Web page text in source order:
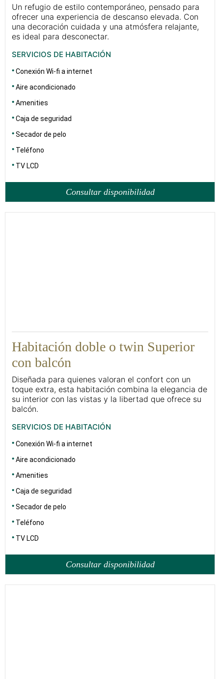
Un refugio de estilo contemporáneo, pensado para
ofrecer una experiencia de descanso elevada. Con
una decoración cuidada y una atmósfera relajante,
es ideal para desconectar.
SERVICIOS DE HABITACIÓN
Conexión Wi-fi a internet
Aire acondicionado
Amenities
Caja de seguridad
Secador de pelo
Teléfono
TV LCD
Consultar disponibilidad
Habitación doble o twin Superior
con balcón
Diseñada para quienes valoran el confort con un
toque extra, esta habitación combina la elegancia de
su interior con las vistas y la libertad que ofrece su
balcón.
SERVICIOS DE HABITACIÓN
Conexión Wi-fi a internet
Aire acondicionado
Amenities
Caja de seguridad
Secador de pelo
Teléfono
TV LCD
Consultar disponibilidad